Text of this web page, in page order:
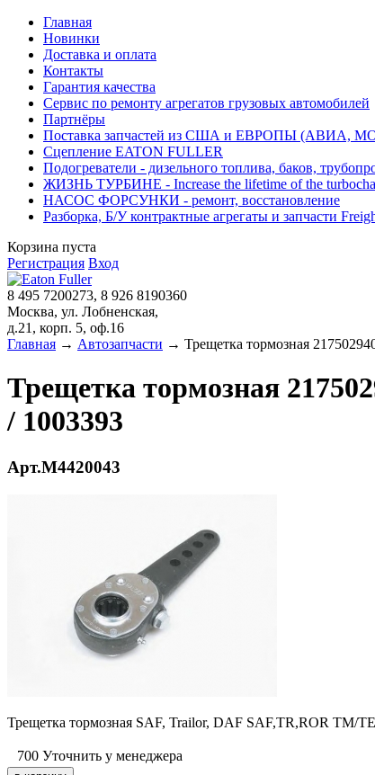
Главная
Новинки
Доставка и оплата
Контакты
Гарантия качества
Сервис по ремонту агрегатов грузовых автомобилей
Партнёры
Поставка запчастей из США и ЕВРОПЫ (АВИА,
Сцепление EATON FULLER
Подогреватели - дизельного топлива, баков,
ЖИЗНЬ ТУРБИНЕ - Increase the lifetime of the
НАСОС ФОРСУНКИ - ремонт, восстановление
Разборка, Б/У контрактные агрегаты и запчасти
Корзина пуста
Регистрация Вход
8 495 7200273, 8 926 8190360
Москва, ул. Лобненская,
д.21, корп. 5, оф.16
Главная → Автозапчасти → Трещетка тормозная
Трещетка тормозная
/ 1003393
Арт.M4420043
Трещетка тормозная SAF, Trailor, DAF SAF,TR,ROR TM/
700 Уточнить у менеджера